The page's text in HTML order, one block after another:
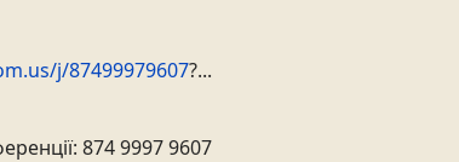
j/87499979607?...
874 9997 9607